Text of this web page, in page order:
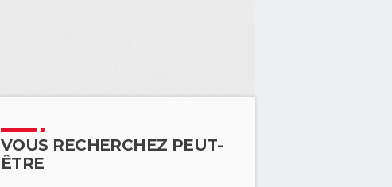
VOUS RECHERCHEZ PEUT-
ÊTRE